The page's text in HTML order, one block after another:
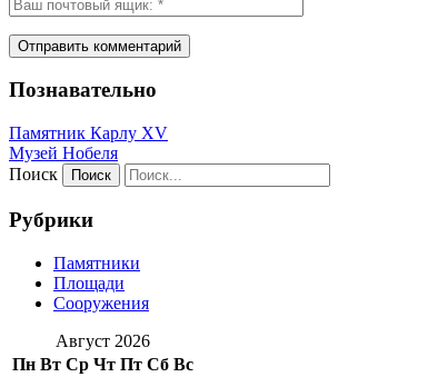
Познавательно
Памятник Карлу XV
Музей Нобеля
Поиск
Рубрики
Памятники
Площади
Сооружения
Август 2026
Пн Вт Ср Чт Пт Сб Вс